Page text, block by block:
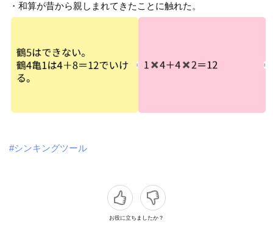
・和算が昔から親しまれてきたことに触れた。
#シンキングツール
お役に立ちましたか？